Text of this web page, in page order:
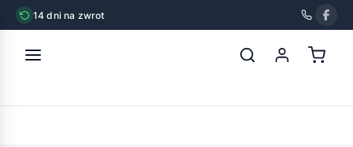
14 dni na zwrot